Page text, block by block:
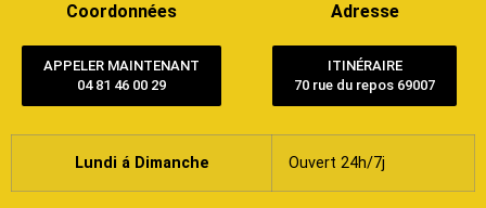
Coordonnées
APPELER MAINTENANT
04 81 46 00 29
Adresse
ITINÉRAIRE
70 rue du repos 69007
Lundi á Dimanche Ouvert 24h/7j